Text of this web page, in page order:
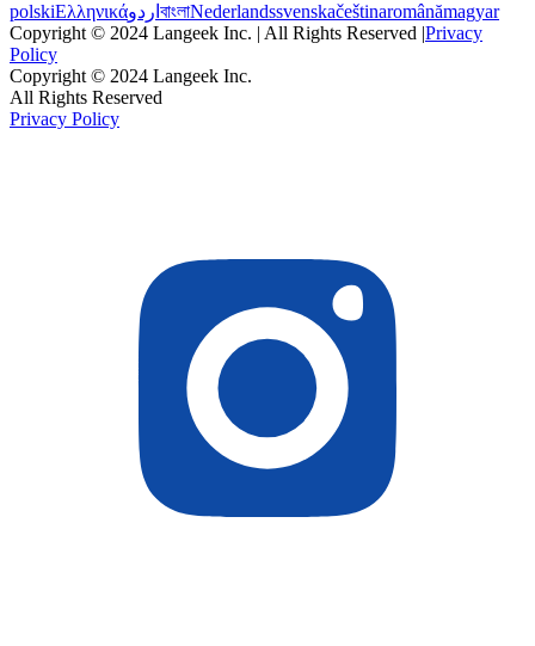
polskiΕλληνικάاردو বাংলাNederlandssvenskačeštinaromânămagyar
Copyright © 2024 Langeek Inc. | All Rights Reserved |Privacy
Policy
Copyright © 2024 Langeek Inc.
All Rights Reserved
Privacy Policy